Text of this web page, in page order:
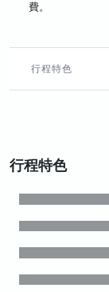
費。
行程特色
行程特色